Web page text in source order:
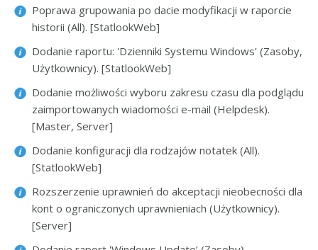
Poprawa grupowania po dacie modyfikacji w raporcie
historii (All). [StatlookWeb]
Dodanie raportu: 'Dzienniki Systemu Windows’ (Zasoby,
Użytkownicy). [StatlookWeb]
Dodanie możliwości wyboru zakresu czasu dla podglądu
zaimportowanych wiadomości e-mail (Helpdesk).
[Master, Server]
Dodanie konfiguracji dla rodzajów notatek (All).
[StatlookWeb]
Rozszerzenie uprawnień do akceptacji nieobecności dla
kont o ograniczonych uprawnieniach (Użytkownicy).
[Server]